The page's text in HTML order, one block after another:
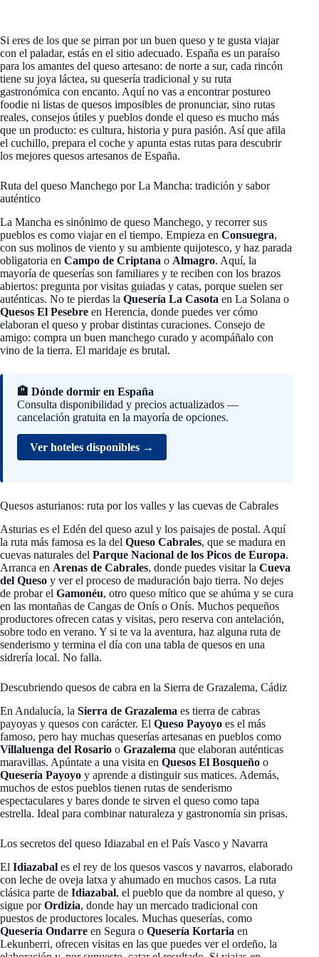
Si eres de los que se pirran por un buen queso y te gusta viajar
con el paladar, estás en el sitio adecuado. España es un paraíso
para los amantes del queso artesano: de norte a sur, cada rincón
tiene su joya láctea, su quesería tradicional y su ruta
gastronómica con encanto. Aquí no vas a encontrar postureo
foodie ni listas de quesos imposibles de pronunciar, sino rutas
reales, consejos útiles y pueblos donde el queso es mucho más
que un producto: es cultura, historia y pura pasión. Así que afila
el cuchillo, prepara el coche y apunta estas rutas para descubrir
los mejores quesos artesanos de España.
Ruta del queso Manchego por La Mancha: tradición y sabor
auténtico
La Mancha es sinónimo de queso Manchego, y recorrer sus
pueblos es como viajar en el tiempo. Empieza en Consuegra,
con sus molinos de viento y su ambiente quijotesco, y haz parada
obligatoria en Campo de Criptana o Almagro. Aquí, la
mayoría de queserías son familiares y te reciben con los brazos
abiertos: pregunta por visitas guiadas y catas, porque suelen ser
auténticas. No te pierdas la Quesería La Casota en La Solana o
Quesos El Pesebre en Herencia, donde puedes ver cómo
elaboran el queso y probar distintas curaciones. Consejo de
amigo: compra un buen manchego curado y acompáñalo con
vino de la tierra. El maridaje es brutal.
🏨 Dónde dormir en España
Consulta disponibilidad y precios actualizados —
cancelación gratuita en la mayoría de opciones.
Ver hoteles disponibles →
Quesos asturianos: ruta por los valles y las cuevas de Cabrales
Asturias es el Edén del queso azul y los paisajes de postal. Aquí
la ruta más famosa es la del Queso Cabrales, que se madura en
cuevas naturales del Parque Nacional de los Picos de Europa.
Arranca en Arenas de Cabrales, donde puedes visitar la Cueva
del Queso y ver el proceso de maduración bajo tierra. No dejes
de probar el Gamonéu, otro queso mítico que se ahúma y se cura
en las montañas de Cangas de Onís o Onís. Muchos pequeños
productores ofrecen catas y visitas, pero reserva con antelación,
sobre todo en verano. Y si te va la aventura, haz alguna ruta de
senderismo y termina el día con una tabla de quesos en una
sidrería local. No falla.
Descubriendo quesos de cabra en la Sierra de Grazalema, Cádiz
En Andalucía, la Sierra de Grazalema es tierra de cabras
payoyas y quesos con carácter. El Queso Payoyo es el más
famoso, pero hay muchas queserías artesanas en pueblos como
Villaluenga del Rosario o Grazalema que elaboran auténticas
maravillas. Apúntate a una visita en Quesos El Bosqueño o
Quesería Payoyo y aprende a distinguir sus matices. Además,
muchos de estos pueblos tienen rutas de senderismo
espectaculares y bares donde te sirven el queso como tapa
estrella. Ideal para combinar naturaleza y gastronomía sin prisas.
Los secretos del queso Idiazabal en el País Vasco y Navarra
El Idiazabal es el rey de los quesos vascos y navarros, elaborado
con leche de oveja latxa y ahumado en muchos casos. La ruta
clásica parte de Idiazabal, el pueblo que da nombre al queso, y
sigue porOrdizia, donde hay un mercado tradicional con
puestos de productores locales. Muchas queserías, como
Quesería Ondarre en Segura o Quesería Kortaria en
Lekunberri, ofrecen visitas en las que puedes ver el ordeño, la